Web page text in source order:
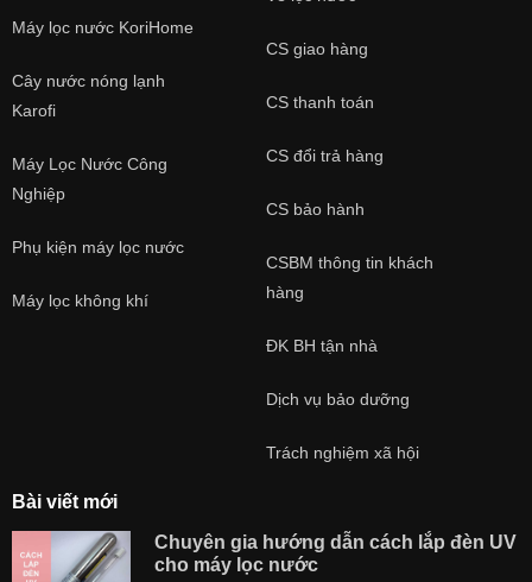
Máy lọc nước KoriHome
Cây nước nóng lạnh
Karofi
Máy Lọc Nước Công
Nghiệp
Phụ kiện máy lọc nước
Máy lọc không khí
CS giao hàng
CS thanh toán
CS đổi trả hàng
CS bảo hành
CSBM thông tin khách
hàng
ĐK BH tận nhà
Dịch vụ bảo dưỡng
Trách nghiệm xã hội
Bài viết mới
Chuyên gia hướng dẫn cách lắp đèn UV
cho máy lọc nước